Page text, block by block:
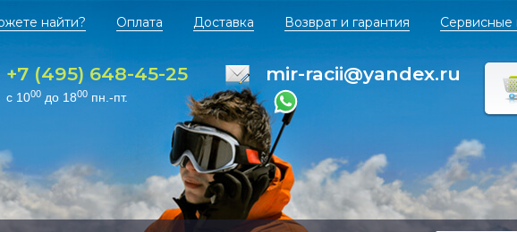
найти? Оплата Доставка Возврат и гарантия Сервисные
+7 (495) 648-45-25
с 1000 до 1800 пн.-пт.
mir-racii@yandex.ru